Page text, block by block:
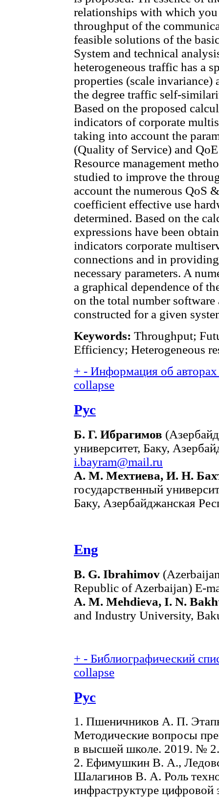
relationships with which
throughput of the
feasible solutions of the
System and technical
heterogeneous traffic has a
properties (scale invariance)
the degree traffic self-
Based on the proposed
indicators of corporate
taking into account the
(Quality of Service) and
Resource management
studied to improve the
account the numerous QoS
coefficient effective use
determined. Based on the
expressions have been
indicators corporate
connections and in
necessary parameters. A
a graphical dependence of
on the total number software
constructed for a given
Keywords: Throughput;
Efficiency; Heterogeneous
+ - Информация об
collapse
Рус
Б. Г. Ибрагимов
университет, Баку,
i.bayram@mail.ru
А. М. Мехтиева, И. Н.
государственный
Баку, Азербайджанская
Eng
B. G. Ibrahimov
Republic of Azerbaijan) E-
А. М. Меhdiеvа, I. N.
and Industry University,
+ - Библиографический
collapse
Рус
1. Пшеничников А. П.
Методические вопросы
в высшей школе. 2019. №
2. Ефимушкин В. А.,
Шалагинов В. А. Роль
инфраструктуре